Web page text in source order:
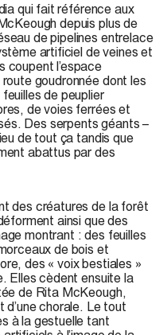
qui fait référence aux
depuis plus de
de pipelines entrelace
artificiel de veines et
coupent l’espace
goudronnée dont les
de peuplier
de voies ferrées et
Des serpents géants –
de tout ça tandis que
abattus par des
des créatures de la forêt
ainsi que des
montrant : des feuilles
de bois et
des « voix bestiales »
Elles cèdent ensuite la
de Rita McKeough,
chorale. Le tout
à la gestuelle tant